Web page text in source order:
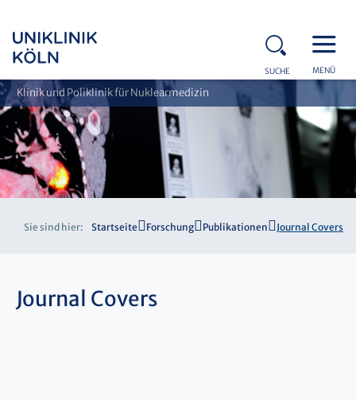
SUCHE MENÜ
Klinik und Poliklinik für Nuklearmedizin
Sie sind hier: Startseite Forschung Publikationen Journal Covers
Journal Covers